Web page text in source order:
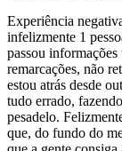
Experiência
infelizmente 1
passou
remarcações, não
estou atrás desde
tudo errado,
pesadelo.
que, do fundo do